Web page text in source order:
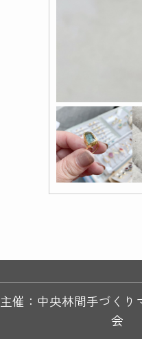
主催：中央林間手づくり
会